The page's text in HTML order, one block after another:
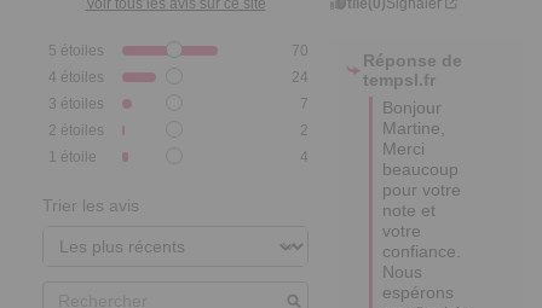
Voir tous les avis sur ce site
5 étoiles
70
4 étoiles
24
3 étoiles
7
2 étoiles
2
1 étoile 4
Trier les avis
Utile(0)Signaler
Réponse de
tempsl.fr
Bonjour
Martine,
Merci
beaucoup
pour votre
note et
votre
confiance.
Nous
espérons